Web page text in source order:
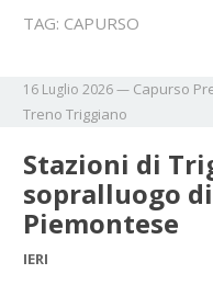
TAG: CAPURSO
16 Luglio 2026— Capurso
Treno Triggiano
Stazioni di
sopralluogo
Piemontese
IERI